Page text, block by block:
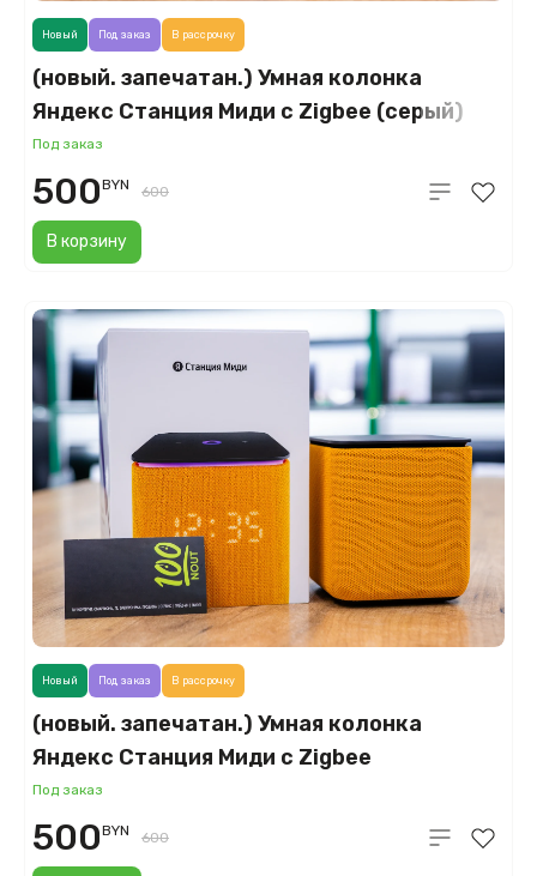
(новый. запечатан.) Умная колонка
Яндекс Станция Миди с Zigbee (серый)
YNDX-00054GRY
Под заказ
В корзину
Новый Под заказ В рассрочку
500BYN 600
(новый. запечатан.) Умная колонка
Яндекс Станция Миди с Zigbee
(оранжевый) YNDX-00054ORG
Под заказ
Новый Под заказ В рассрочку
500BYN 600